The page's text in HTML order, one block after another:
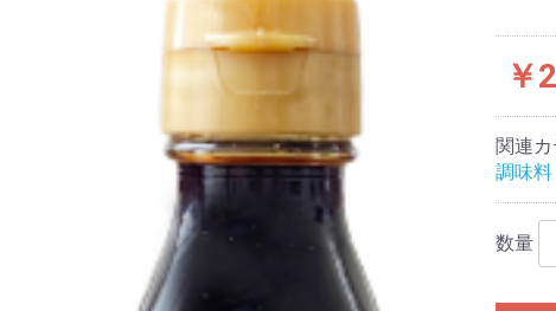
￥
関連カ
調味料
数量